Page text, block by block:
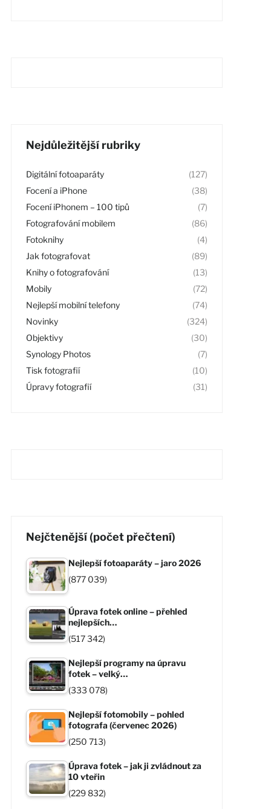
Nejdůležitější rubriky
Digitální fotoaparáty
(127)
Focení a iPhone
(38)
Focení iPhonem – 100 tipů
(7)
Fotografování mobilem
(86)
Fotoknihy
(4)
Jak fotografovat
(89)
Knihy o fotografování
(13)
Mobily
(72)
Nejlepší mobilní telefony
(74)
Novinky
(324)
Objektivy
(30)
Synology Photos
(7)
Tisk fotografií
(10)
Úpravy fotografií
(31)
Nejčtenější (počet přečtení)
Nejlepší fotoaparáty – jaro 2026
(877 039)
Úprava fotek online – přehled
nejlepších…
(517 342)
Nejlepší programy na úpravu
fotek – velký…
(333 078)
Nejlepší fotomobily – pohled
fotografa (červenec 2026)
(250 713)
Úprava fotek – jak ji zvládnout za
10 vteřin
(229 832)